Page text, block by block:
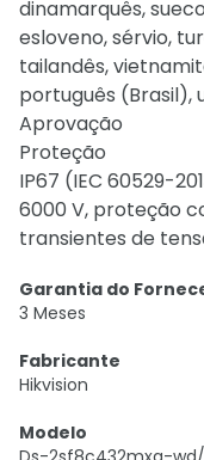
dinamarquês,
esloveno, sérvio,
tailandês,
português (Brasil),
Aprovação
Proteção
IP67 (IEC 60529-
6000 V, proteção
transientes de
Garantia do
3 Meses
Fabricante
Hikvision
Modelo